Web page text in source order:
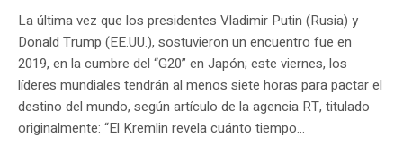
La última vez que los presidentes Vladimir Putin (Rusia) y
Donald Trump (EE.UU.), sostuvieron un encuentro fue en
2019, en la cumbre del “G20” en Japón; este viernes, los
líderes mundiales tendrán al menos siete horas para pactar el
destino del mundo, según artículo de la agencia RT, titulado
originalmente: “El Kremlin revela cuánto tiempo...